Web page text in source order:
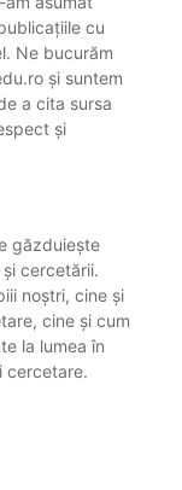
cu
Ne bucurăm
și suntem
a cita sursa
și
găzduiește
cercetării.
noștri, cine și
cine și cum
la lumea în
cercetare.